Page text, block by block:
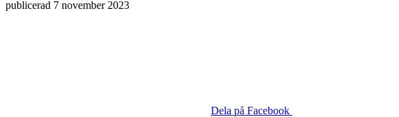
publicerad 7 november 2023
Dela på Facebook